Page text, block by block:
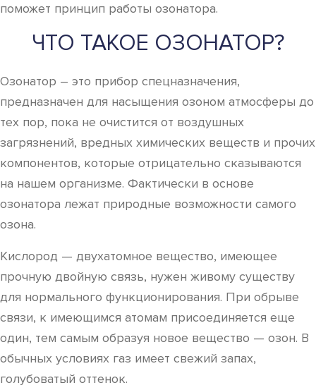
поможет принцип работы озонатора.
ЧТО ТАКОЕ ОЗОНАТОР?
Озонатор – это прибор спецназначения,
предназначен для насыщения озоном атмосферы до
тех пор, пока не очистится от воздушных
загрязнений, вредных химических веществ и прочих
компонентов, которые отрицательно сказываются
на нашем организме. Фактически в основе
озонатора лежат природные возможности самого
озона.
Кислород — двухатомное вещество, имеющее
прочную двойную связь, нужен живому существу
для нормального функционирования. При обрыве
связи, к имеющимся атомам присоединяется еще
один, тем самым образуя новое вещество — озон. В
обычных условиях газ имеет свежий запах,
голубоватый оттенок.